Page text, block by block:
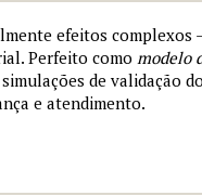
efeitos
Perfeito como modelo
de validação
e atendimento.